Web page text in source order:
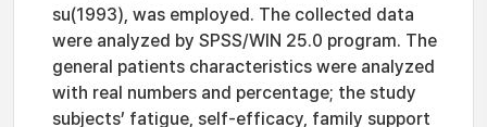
su(1993), was employed. The collected data
were analyzed by SPSS/WIN 25.0 program. The
general patients characteristics were analyzed
with real numbers and percentage; the study
subjects’ fatigue, self-efficacy, family support